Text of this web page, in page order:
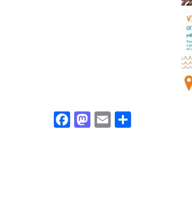
Facebook
Mastodon
Email